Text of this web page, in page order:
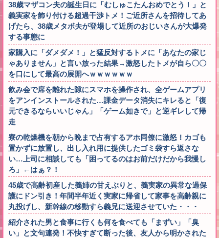
38歳マザコン夫の誕生日に「むしゅこたんおめでとう！」と
義実家を飾り付ける超過干渉トメ！ご近所さんを招待してあ
げたら、38歳メタボ夫が登場して近所のおじいさんが大爆発
する事態に
家購入に「ダメダメ！」と猛反対するトメに「あなたの家じ
ゃありません」と言い放った結果→激怒したトメが自ら〇〇
を口にして最高の展開へｗｗｗｗｗｗ
飲み会で席を離れた隙にスマホを操作され、全ゲームアプリ
をアンインストールされた…課金データ消失にキレると「復
元できるならいいじゃん」「ゲーム如きで」と逆ギレして帰
走
寮の乾燥機を朝から晩まで占有するアホ同僚に激怒！カゴも
置かずに放置し、出し入れ用に提供したゴミ袋すら返さな
い…上司に相談しても「困ってるのはお前だけだから我慢し
ろ」←はぁ？！
45歳で高齢初産した義姉の甘えぶりと、義実家の異常な過保
護にドン引き！年間半年近く実家に帰省して家事を高齢親に
丸投げし、新幹線の移動すら義兄に送迎させていた・・・
紹介された男と食事に行くも何を食べても「まずい」「臭
い」と文句連発！不快すぎて断った後、友人から明かされた